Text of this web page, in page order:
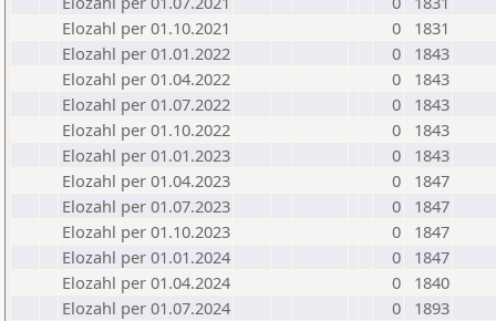
Elozahl per 01.10.2021
0
1831
Elozahl per 01.01.2022
0
1843
Elozahl per 01.04.2022
0
1843
Elozahl per 01.07.2022
0
1843
Elozahl per 01.10.2022
0
1843
Elozahl per 01.01.2023
0
1843
Elozahl per 01.04.2023
0
1847
Elozahl per 01.07.2023
0
1847
Elozahl per 01.10.2023
0
1847
Elozahl per 01.01.2024
0
1847
Elozahl per 01.04.2024
0
1840
Elozahl per 01.07.2024
0
1893